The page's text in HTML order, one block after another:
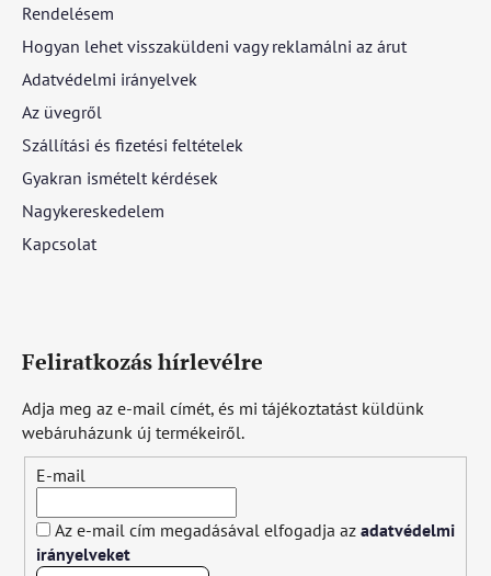
Rendelésem
Hogyan lehet visszaküldeni vagy reklamálni az árut
Adatvédelmi irányelvek
Az üvegről
Szállítási és fizetési feltételek
Gyakran ismételt kérdések
Nagykereskedelem
Kapcsolat
Feliratkozás hírlevélre
Adja meg az e-mail címét, és mi tájékoztatást küldünk
webáruházunk új termékeiről.
E-mail
Az e-mail cím megadásával elfogadja az adatvédelmi
irányelveket